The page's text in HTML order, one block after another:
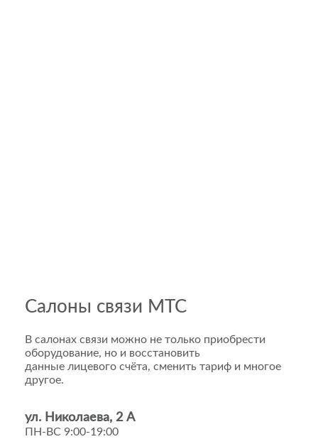
Салоны связи МТС
В салонах связи можно не только приобрести
оборудование, но и восстановить
данные лицевого счёта, сменить тариф и многое
другое.
ул. Николаева, 2 А
ПН-ВС 9:00-19:00